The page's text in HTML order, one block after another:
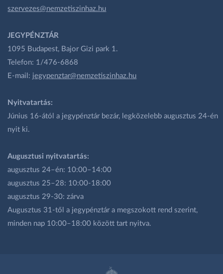
szervezes@nemzetiszinhaz.hu
JEGYPÉNZTÁR
1095 Budapest, Bajor Gizi park 1.
Telefon: 1/476-6868
E-mail: jegypenztar@nemzetiszinhaz.hu
Nyitvatartás:
Június 16-ától a jegypénztár bezár, legközelebb augusztus 24-én
nyit ki.
Augusztusi nyitvatartás:
augusztus 24–én: 10:00–14:00
augusztus 25–28: 10:00-18:00
augusztus 29-30: zárva
Augusztus 31-től a jegypénztár a megszokott rend szerint,
minden nap 10:00–18:00 között tart nyitva.